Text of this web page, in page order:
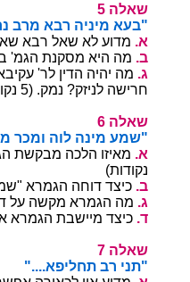
5 הלאש
?והמ לאעמשי 'רל
(תודוקנ 5) ?אביקע .א
(תודוקנ 5) .ךירבד .ב
ימד םלשי םאה ,ותיא .ג
(תודוקנ 5) .קמנ ?קזינל
6 הלאש
"ןהמ ול ןיבוג ד"ב
4) ?ההימת ררועל .א
(תודוקנ
.(תודוקנ 4) ?תאז .ב
(תודוקנ 4) ?וז .ג
(תודוקנ 4) ?הישוקה .ד
7 הלאש
"....אפילחת בר ינת"